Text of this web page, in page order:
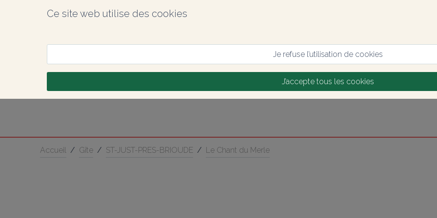
Ce site web utilise des cookies
Je refuse l’utilisation de cookies
J’accepte tous les cookies
Accueil / Gîte / ST-JUST-PRES-BRIOUDE / Le Chant du Merle